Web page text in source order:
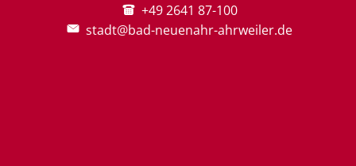
+49 2641 87-100
stadt@bad-neuenahr-ahrweiler.de